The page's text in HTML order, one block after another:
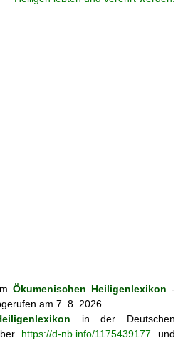
Ökumenischen Heiligenlexikon -
am 7. 8. 2026
in der Deutschen
https://d-nb.info/1175439177 und